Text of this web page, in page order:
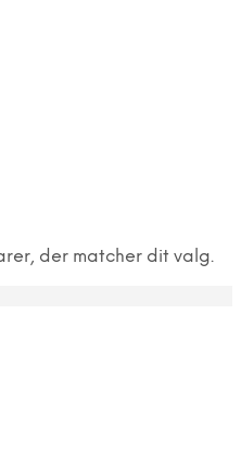
der matcher dit valg.